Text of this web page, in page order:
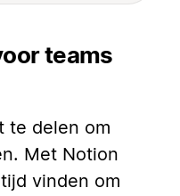
teams
te delen om
Met Notion
vinden om